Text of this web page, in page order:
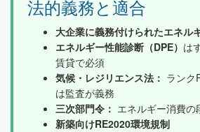
法的義務と適合
大企業に義務付けられたエネル
エネルギー性能診断（DPE） は
賃貸で必須
気候・レジリエンス法： ランク
は監査が義務
三次部門令： エネルギー消費の
新築向けRE2020環境規制